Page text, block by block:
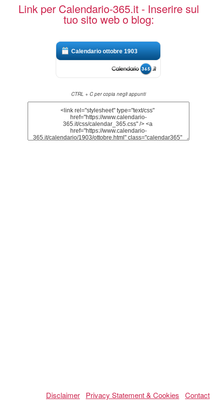
Link per Calendario-365.it - Inserire sul
tuo sito web o blog:
Calendario ottobre 1903
CTRL + C per copia negli appunti
Disclaimer Privacy Statement & Cookies Contact